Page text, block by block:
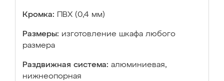
Кромка: ПВХ (0,4 мм)
Размеры: изготовление шкафа любого
размера
Раздвижная система: алюминиевая,
нижнеопорная